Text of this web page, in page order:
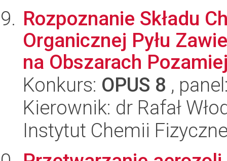
Rozpoznanie Składu
Organicznej Pyłu
na Obszarach
Konkurs: OPUS 8 ,
Kierownik: dr Rafał
Instytut Chemii